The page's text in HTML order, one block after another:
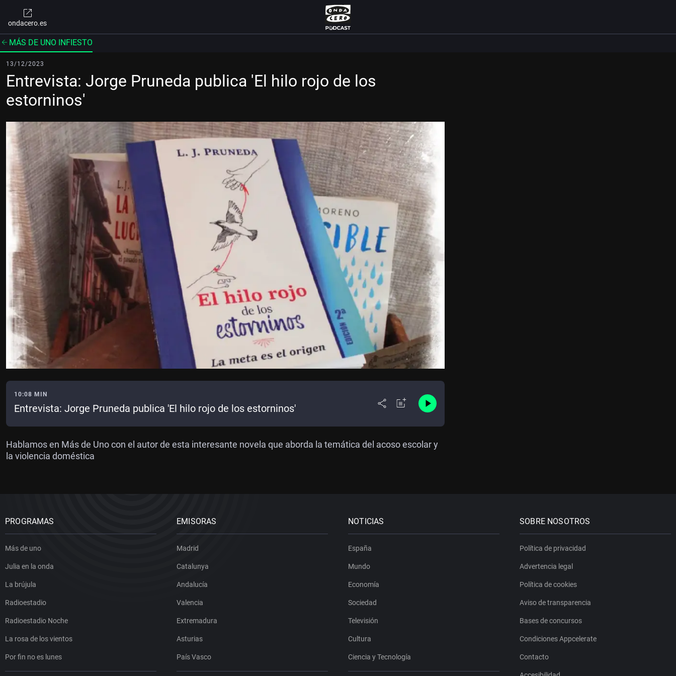
ondacero.es
MÁS DE UNO INFIESTO
13/12/2023
Entrevista: Jorge Pruneda publica 'El hilo rojo de los
estorninos'
10:08 MIN
Entrevista: Jorge Pruneda publica 'El hilo rojo de los estorninos'
Hablamos en Más de Uno con el autor de esta interesante novela que aborda la temática del acoso escolar y
la violencia doméstica
PROGRAMAS
Más de uno
Julia en la onda
La brújula
Radioestadio
Radioestadio Noche
La rosa de los vientos
Por fin no es lunes
EMISORAS
Madrid
Catalunya
Andalucía
Valencia
Extremadura
Asturias
País Vasco
NOTICIAS
España
Mundo
Economía
Sociedad
Televisión
Cultura
Ciencia y Tecnología
SOBRE NOSOTROS
Política de privacidad
Advertencia legal
Política de cookies
Aviso de transparencia
Bases de concursos
Condiciones Appcelerate
Contacto